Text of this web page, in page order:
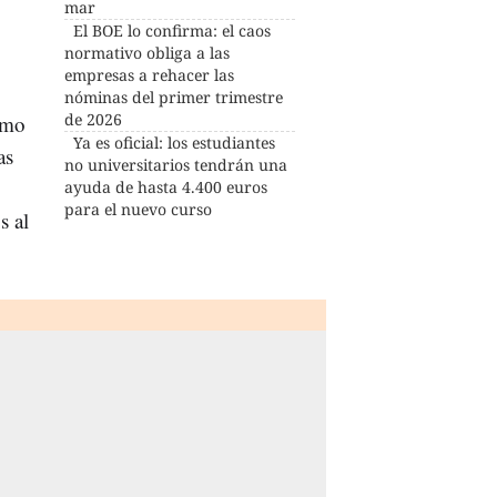
mar
El BOE lo confirma: el caos
normativo obliga a las
empresas a rehacer las
nóminas del primer trimestre
de 2026
Ya es oficial: los estudiantes
no universitarios tendrán una
ayuda de hasta 4.400 euros
para el nuevo curso
al